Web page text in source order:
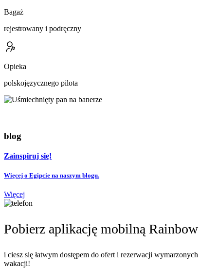
Bagaż
rejestrowany i podręczny
Opieka
polskojęzycznego pilota
blog
Zainspiruj się!
Więcej o Egipcie na naszym blogu.
Więcej
Pobierz aplikację mobilną Rainbow
i ciesz się łatwym dostępem do ofert i rezerwacji wymarzonych
wakacji!